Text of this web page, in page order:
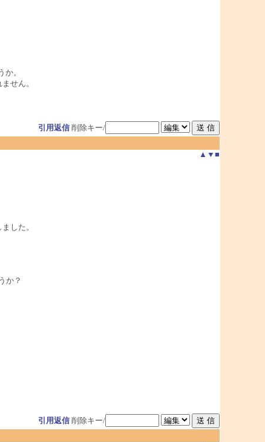
。
せん。
引用返信 削除キー/
▲ ▼ ■
した。
か？
引用返信 削除キー/